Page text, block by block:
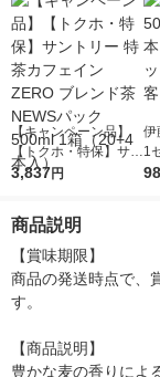
【キャンペーン品】
【トクホ・特保】サン
トリー 特茶カフェイ
箱（20+4本入）
3,837円
伊
1
緑
商品説明
【賞味期限】
商品の発送時点で、
す。
【商品説明】
豊かな麦の香りによ